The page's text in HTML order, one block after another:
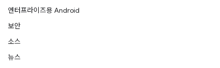
엔터프라이즈용 Android
보안
소스
뉴스